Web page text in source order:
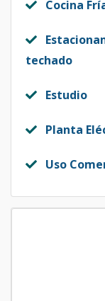
Cocina
techado
Estudio
Planta
Uso